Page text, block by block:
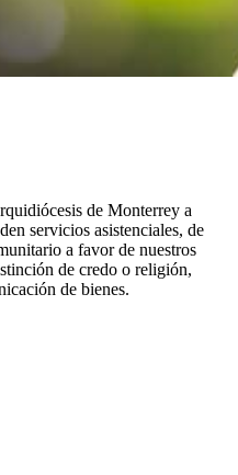
de Monterrey a
servicios asistenciales, de
a favor de nuestros
de credo o religión,
de bienes.